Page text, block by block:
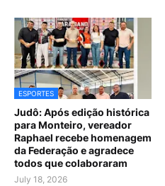
ESPORTES
Judô: Após edição histórica
para Monteiro, vereador
Raphael recebe homenagem
da Federação e agradece
todos que colaboraram
July 18, 2026